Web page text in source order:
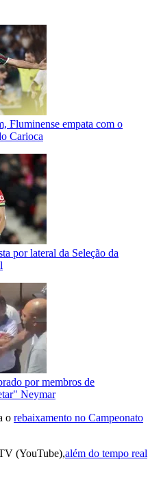
Fluminense empata com o
Carioca
por lateral da Seleção da
por membros de
Neymar
o rebaixamento no Campeonato
(YouTube),além do tempo real